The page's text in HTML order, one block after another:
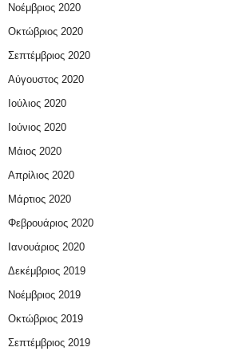
Νοέμβριος 2020
Οκτώβριος 2020
Σεπτέμβριος 2020
Αύγουστος 2020
Ιούλιος 2020
Ιούνιος 2020
Μάιος 2020
Απρίλιος 2020
Μάρτιος 2020
Φεβρουάριος 2020
Ιανουάριος 2020
Δεκέμβριος 2019
Νοέμβριος 2019
Οκτώβριος 2019
Σεπτέμβριος 2019